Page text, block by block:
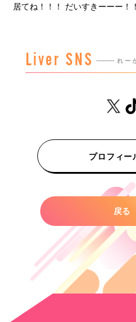
居てね！！！ だいすきーーー！
Liver SNS れー
プロフィー
戻る